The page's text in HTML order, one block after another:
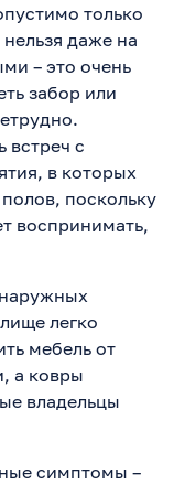
только
даже на
– это очень
забор или
встреч с
в которых
поскольку
воспринимать,
легко
мебель от
а ковры
владельцы
симптомы –